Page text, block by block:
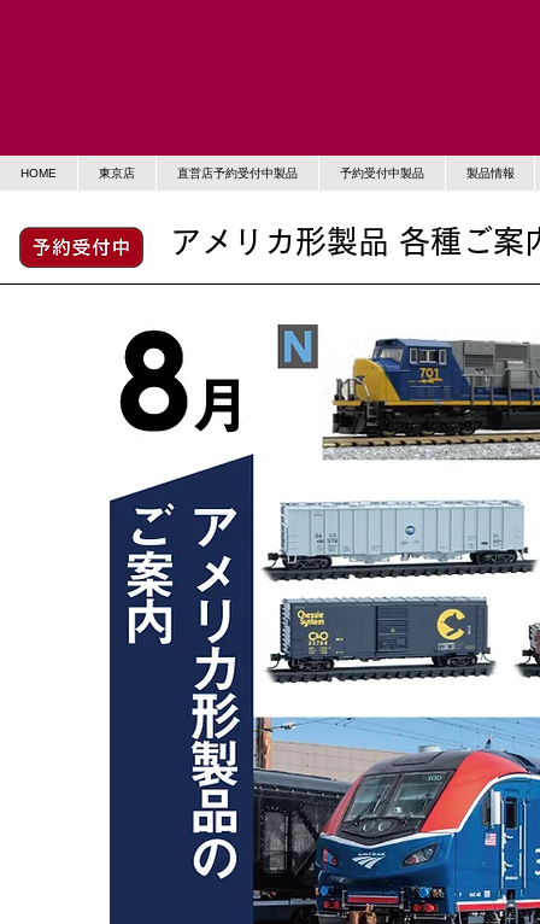
HOME 東京店 直営店予約受付中製品 予約受付中製品 製品情報
アメリカ形製品 各種ご